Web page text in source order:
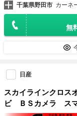
千葉県野田市 カーネ
無
日産
スカイラインクロ
ビ ＢＳカメラ ス